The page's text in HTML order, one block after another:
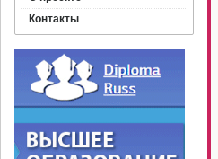
Контакты